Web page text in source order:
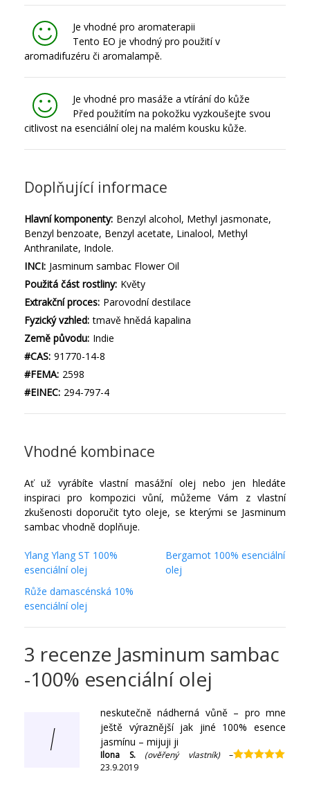
Je vhodné pro aromaterapii
Tento EO je vhodný pro použití v
aromadifuzéru či aromalampě.
Je vhodné pro masáže a vtírání do kůže
Před použitím na pokožku vyzkoušejte svou
citlivost na esenciální olej na malém kousku kůže.
Doplňující informace
Hlavní komponenty: Benzyl alcohol, Methyl jasmonate,
Benzyl benzoate, Benzyl acetate, Linalool, Methyl
Anthranilate, Indole.
INCI: Jasminum sambac Flower Oil
Použitá část rostliny: Květy
Extrakční proces: Parovodní destilace
Fyzický vzhled: tmavě hnědá kapalina
Země původu: Indie
#CAS: 91770-14-8
#FEMA: 2598
#EINEC: 294-797-4
Vhodné kombinace
Ať už vyrábíte vlastní masážní olej nebo jen hledáte
inspiraci pro kompozici vůní, můžeme Vám z vlastní
zkušenosti doporučit tyto oleje, se kterými se Jasminum
sambac vhodně doplňuje.
Ylang Ylang ST 100%
esenciální olej
Růže damascénská 10%
esenciální olej
Bergamot 100% esenciální
olej
3 recenze Jasminum sambac
-100% esenciální olej
I
neskutečně nádherná vůně – pro mne
ještě výraznější jak jiné 100% esence
jasmínu – mijuji ji
Ilona S. (ověřený vlastník)
–
23.9.2019